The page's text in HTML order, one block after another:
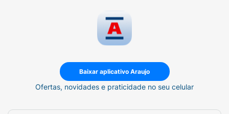
Baixar aplicativo Araujo
Ofertas, novidades e praticidade no seu celular